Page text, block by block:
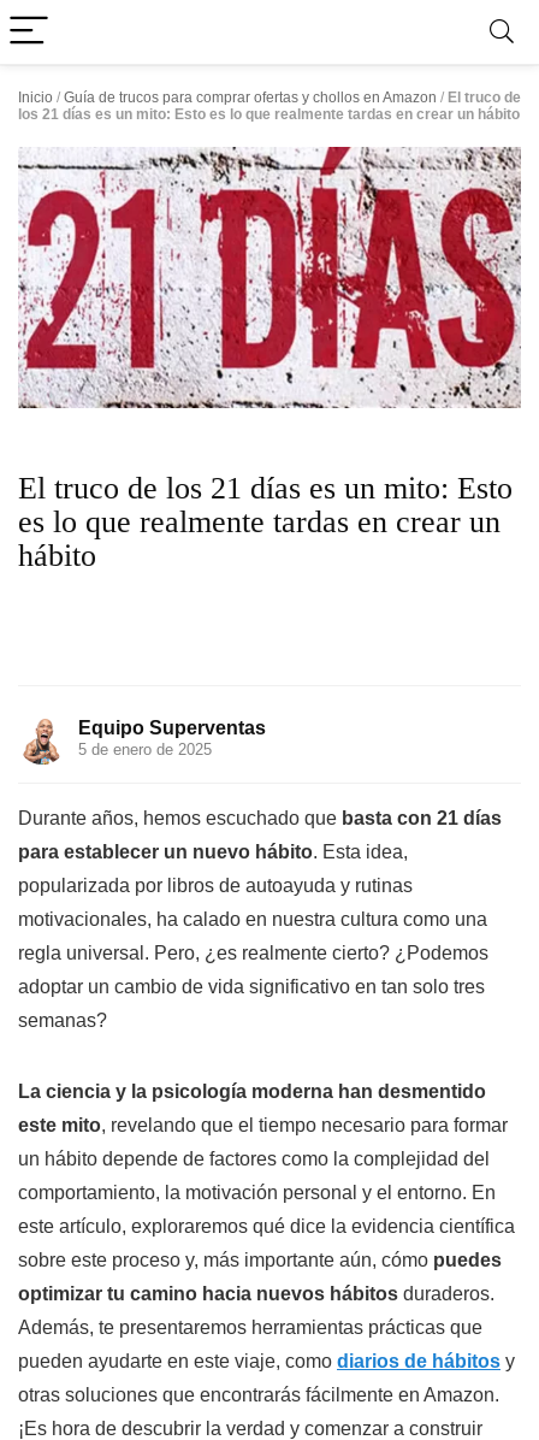
Inicio / Guía de trucos para comprar ofertas y chollos en Amazon / El truco de
los 21 días es un mito: Esto es lo que realmente tardas en crear un hábito
El truco de los 21 días es un mito: Esto
es lo que realmente tardas en crear un
hábito
Equipo Superventas
5 de enero de 2025
Durante años, hemos escuchado que basta con 21 días
para establecer un nuevo hábito. Esta idea,
popularizada por libros de autoayuda y rutinas
motivacionales, ha calado en nuestra cultura como una
regla universal. Pero, ¿es realmente cierto? ¿Podemos
adoptar un cambio de vida significativo en tan solo tres
semanas?
La ciencia y la psicología moderna han desmentido
este mito, revelando que el tiempo necesario para formar
un hábito depende de factores como la complejidad del
comportamiento, la motivación personal y el entorno. En
este artículo, exploraremos qué dice la evidencia científica
sobre este proceso y, más importante aún, cómo puedes
optimizar tu camino hacia nuevos hábitos duraderos.
Además, te presentaremos herramientas prácticas que
pueden ayudarte en este viaje, como diarios de hábitos y
otras soluciones que encontrarás fácilmente en Amazon.
¡Es hora de descubrir la verdad y comenzar a construir